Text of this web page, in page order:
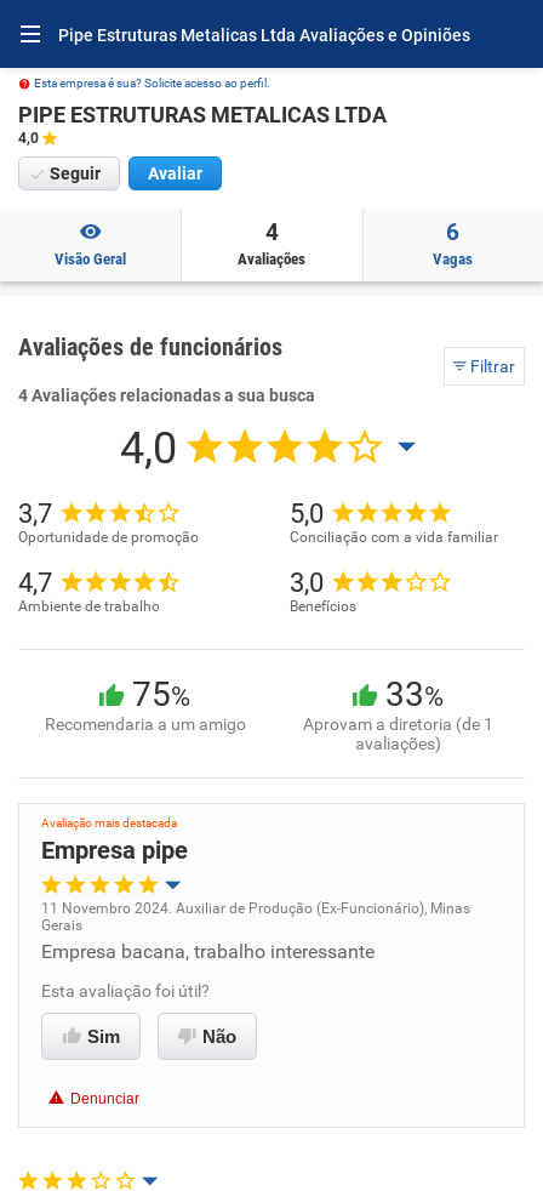
Pipe Estruturas Metalicas Ltda Avaliações e Opiniões
Esta empresa é sua? Solicite acesso ao perfil.
PIPE ESTRUTURAS METALICAS LTDA
4,0
Seguir Avaliar
Visão Geral
4
Avaliações
6
Vagas
Avaliações de funcionários
Filtrar
4 Avaliações relacionadas a sua busca
4,0
3,7
Oportunidade de promoção
5,0
Conciliação com a vida familiar
4,7
Ambiente de trabalho
3,0
Benefícios
75%
Recomendaria a um amigo
33%
Aprovam a diretoria (de 1
avaliações)
Avaliação mais destacada
Empresa pipe
Oportunidade de promoção
Ambiente de trabalho
Conciliação com a vida familiar
Recomenda esta empresa
11 Novembro 2024. Auxiliar de Produção (Ex-Funcionário), Minas
Gerais
Empresa bacana, trabalho interessante
Esta avaliação foi útil?
Sim Não
Denunciar